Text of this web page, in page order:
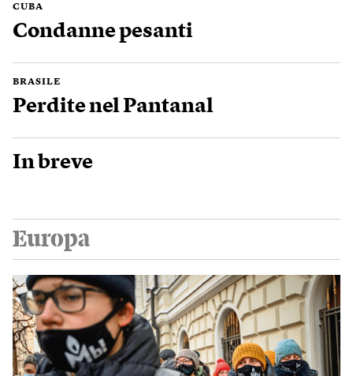
CUBA
Condanne pesanti
BRASILE
Perdite nel Pantanal
In breve
Europa